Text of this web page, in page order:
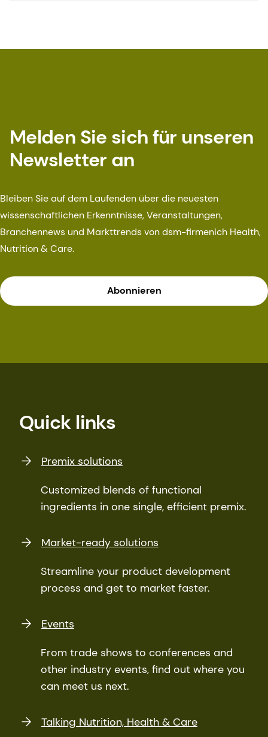
Melden Sie sich für unseren
Newsletter an
Bleiben Sie auf dem Laufenden über die neuesten
wissenschaftlichen Erkenntnisse, Veranstaltungen,
Branchennews und Markttrends von dsm-firmenich Health,
Nutrition & Care.
Abonnieren
Quick links
Premix solutions
Customized blends of functional
ingredients in one single, efficient premix.
Market-ready solutions
Streamline your product development
process and get to market faster.
Events
From trade shows to conferences and
other industry events, find out where you
can meet us next.
Talking Nutrition, Health & Care